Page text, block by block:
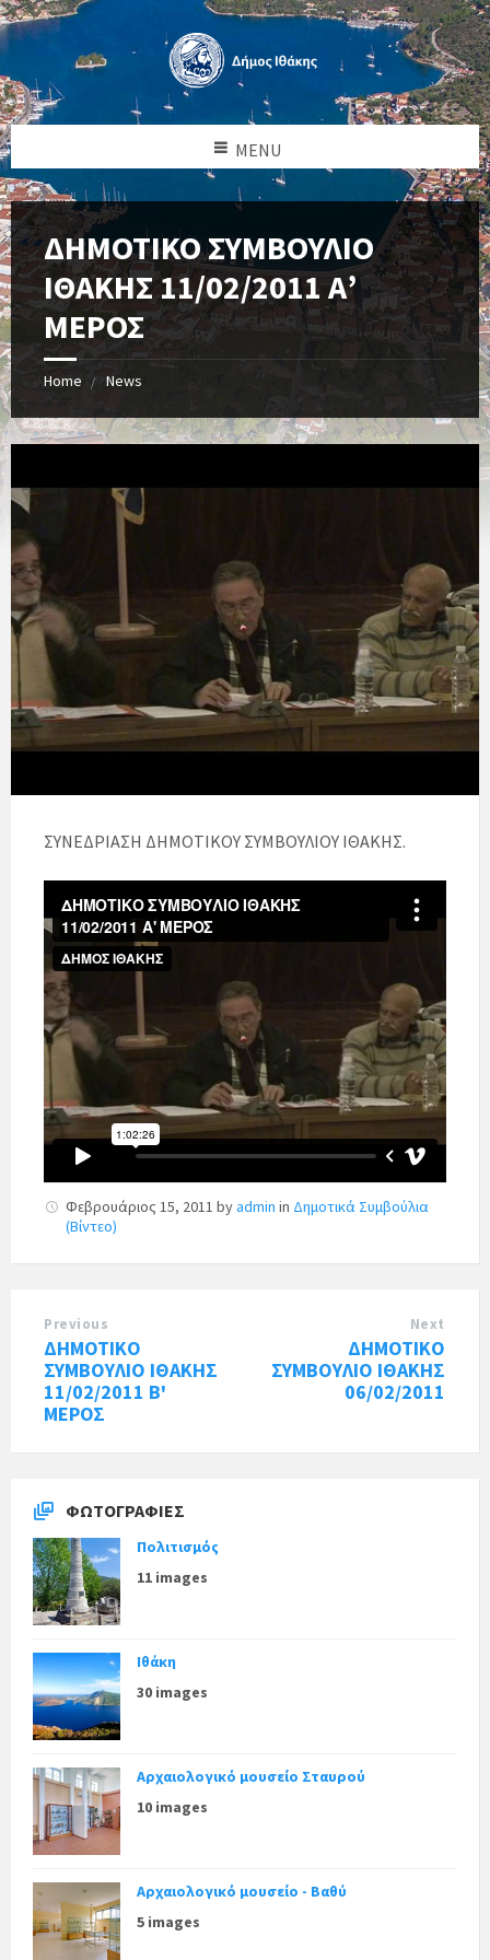
MENU
ΔΗΜΟΤΙΚΟ ΣΥΜΒΟΥΛΙΟ
ΙΘΑΚΗΣ 11/02/2011 Α’
ΜΕΡΟΣ
Home News
ΣΥΝΕΔΡΙΑΣΗ ΔΗΜΟΤΙΚΟΥ ΣΥΜΒΟΥΛΙΟΥ ΙΘΑΚΗΣ.
Φεβρουάριος 15, 2011 byadmin in Δημοτικά Συμβούλια
(Βίντεο)
Previous
ΔΗΜΟΤΙΚΟ
ΣΥΜΒΟΥΛΙΟ ΙΘΑΚΗΣ
11/02/2011 Β'
ΜΕΡΟΣ
Next
ΔΗΜΟΤΙΚΟ
ΣΥΜΒΟΥΛΙΟ ΙΘΑΚΗΣ
06/02/2011
ΦΩΤΟΓΡΑΦΊΕΣ
Πολιτισμός
11 images
Ιθάκη
30 images
Αρχαιολογικό μουσείο Σταυρού
10 images
Αρχαιολογικό μουσείο - Βαθύ
5 images